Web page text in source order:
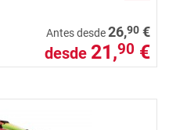
Antes desde26,90 €
desde 21,90 €